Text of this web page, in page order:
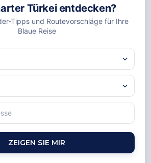
Charter organisiert. Die schönsten
kenne ich sehr gut.
Türkische Riviera
Yachtmanagement
Türkei entdecken?
Tipps und Routevorschläge für Ihre
Blaue Reise
ZEIGEN SIE MIR